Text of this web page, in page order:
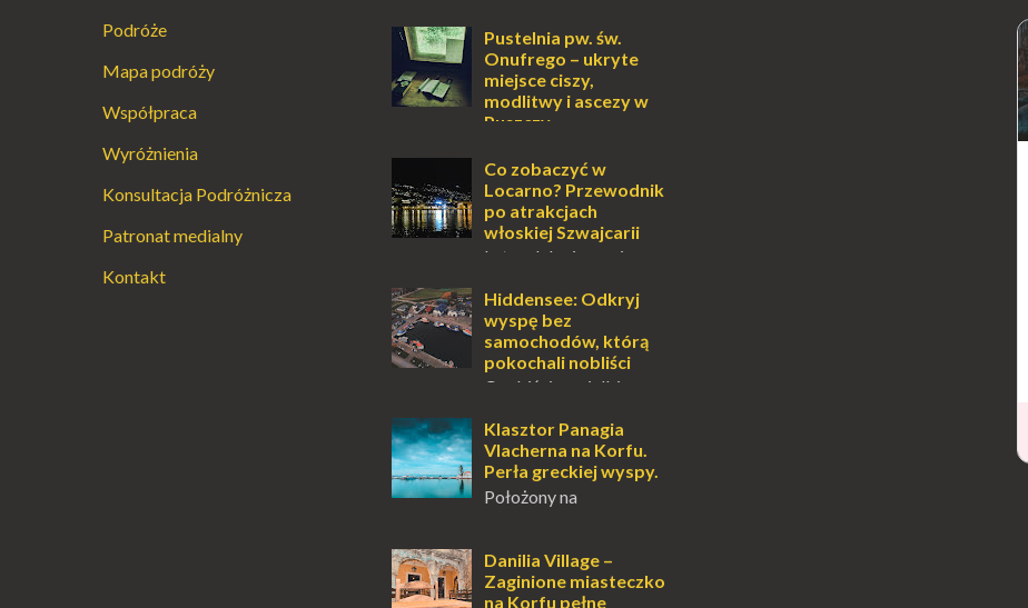
Podróże
Mapa podróży
Współpraca
Wyróżnienia
Konsultacja Podróżnicza
Patronat medialny
Kontakt
Pustelnia pw. św.
Onufrego – ukryte
miejsce ciszy,
modlitwy i ascezy w
Puszczy
Dla jednych to może wydawać się
ucieczką od świata, treningiem
przetrwania lub romantycznym
życiem. Dla innych to nieustanne
przebywanie z B...
Co zobaczyć w
Locarno? Przewodnik
po atrakcjach
włoskiej Szwajcarii
Latem lub zimą, wiosną
miejsce, które zdecydowanie warto
odwiedzić. Moja zimowa podróż do
Locarno gwara...
Hiddensee: Odkryj
wyspę bez
samochodów, którą
pokochali nobliści
Osobiście uwielbiam
zawsze mnie fascynuje. Mały
kawałek ziemi pośrodku Bałtyku?
To zawsze brzmi jak doskonał...
Klasztor Panagia
Vlacherna na Korfu.
Perła greckiej wyspy.
Położony na
Klasztor Panagia Vlacherna jest
jednym z najbardziej
rozpoznawalnych symbo...
Danilia Village –
Zaginione miasteczko
na Korfu pełne